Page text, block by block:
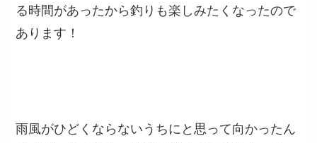
る時間があったから釣りも楽しみたくなったので
あります！
雨風がひどくならないうちにと思って向かったん